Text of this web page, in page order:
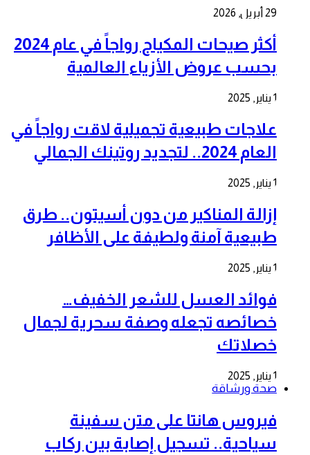
29 أبريل, 2026
أكثر صيحات المكياج رواجاً في عام 2024
بحسب عروض الأزياء العالمية
1 يناير, 2025
علاجات طبيعية تجميلية لاقت رواجاً في
العام 2024.. لتجديد روتينك الجمالي
1 يناير, 2025
إزالة المناكير من دون أسيتون.. طرق
طبيعية آمنة ولطيفة على الأظافر
1 يناير, 2025
فوائد العسل للشعر الخفيف…
خصائصه تجعله وصفة سحرية لجمال
خصلاتك
1 يناير, 2025
صحة ورشاقة
فيروس هانتا على متن سفينة
سياحية.. تسجيل إصابة بين ركاب